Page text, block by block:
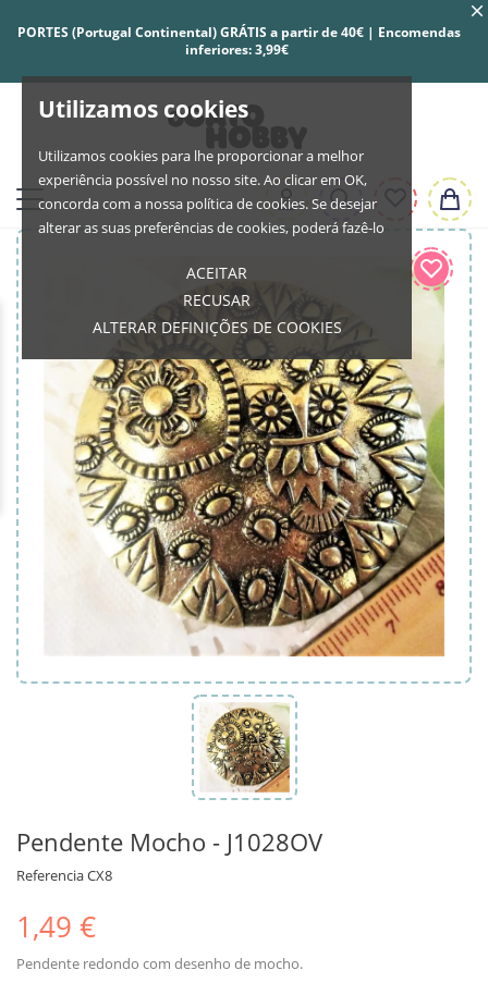
Utilizamos cookies
Utilizamos cookies para lhe proporcionar a melhor
experiência possível no nosso site. Ao clicar em OK,
concorda com a nossa política de cookies. Se desejar
alterar as suas preferências de cookies, poderá fazê-lo
ACEITAR
RECUSAR
ALTERAR DEFINIÇÕES DE COOKIES
PORTES (Portugal Continental) GRÁTIS a partir de 40€ | Encomendas
inferiores: 3,99€
Pendente Mocho - J1028OV
ReferenciaCX8
1,49 €
Pendente redondo com desenho de mocho.